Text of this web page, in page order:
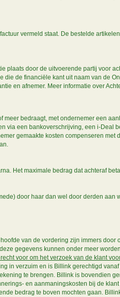
vermeld staat. De bestelde
plaats door de uitvoerende partij voor
de financiële kant uit naam van de
en afnemer. Meer informatie over
bedraagt, met ondernemer een
via een bankoverschrijving, een i-Deal
gemaakte kosten compenseren met
Het maximale bedrag dat achteraf
door haar dan wel door derden aan
van de vordering zijn immers
gegevens kunnen onder meer
voor om het verzoek van de klant
in verzuim en is Billink gerechtigd
te brengen. Billink is bovendien
en aanmaningskosten bij de
bedrag te boven mochten gaan.